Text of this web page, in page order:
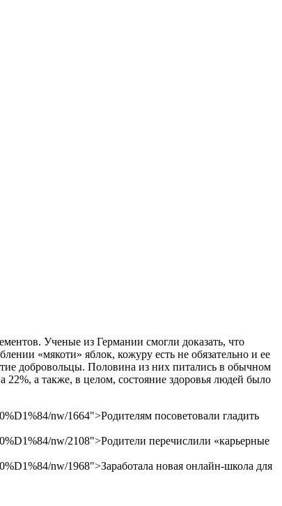
Ученые из Германии смогли доказать, что
«мякоти» яблок, кожуру есть не обязательно и ее
добровольцы. Половина из них питались в обычном
а также, в целом, состояние здоровья людей было
nw/1664">​Родителям посоветовали гладить
nw/2108">Родители перечислили «карьерные
nw/1968">Заработала новая онлайн-школа для